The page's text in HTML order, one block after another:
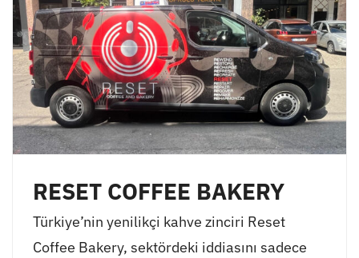
RESET COFFEE BAKERY
Türkiye’nin yenilikçi kahve zinciri Reset
Coffee Bakery, sektördeki iddiasını sadece